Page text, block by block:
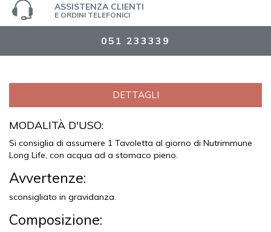
ASSISTENZA CLIENTI
E ORDINI TELEFONICI
051 233339
DETTAGLI
MODALITÀ D'USO:
Si consiglia di assumere 1 Tavoletta al giorno di Nutrimmune
Long Life, con acqua ad a stomaco pieno.
Avvertenze:
sconsigliato in gravidanza.
Composizione: